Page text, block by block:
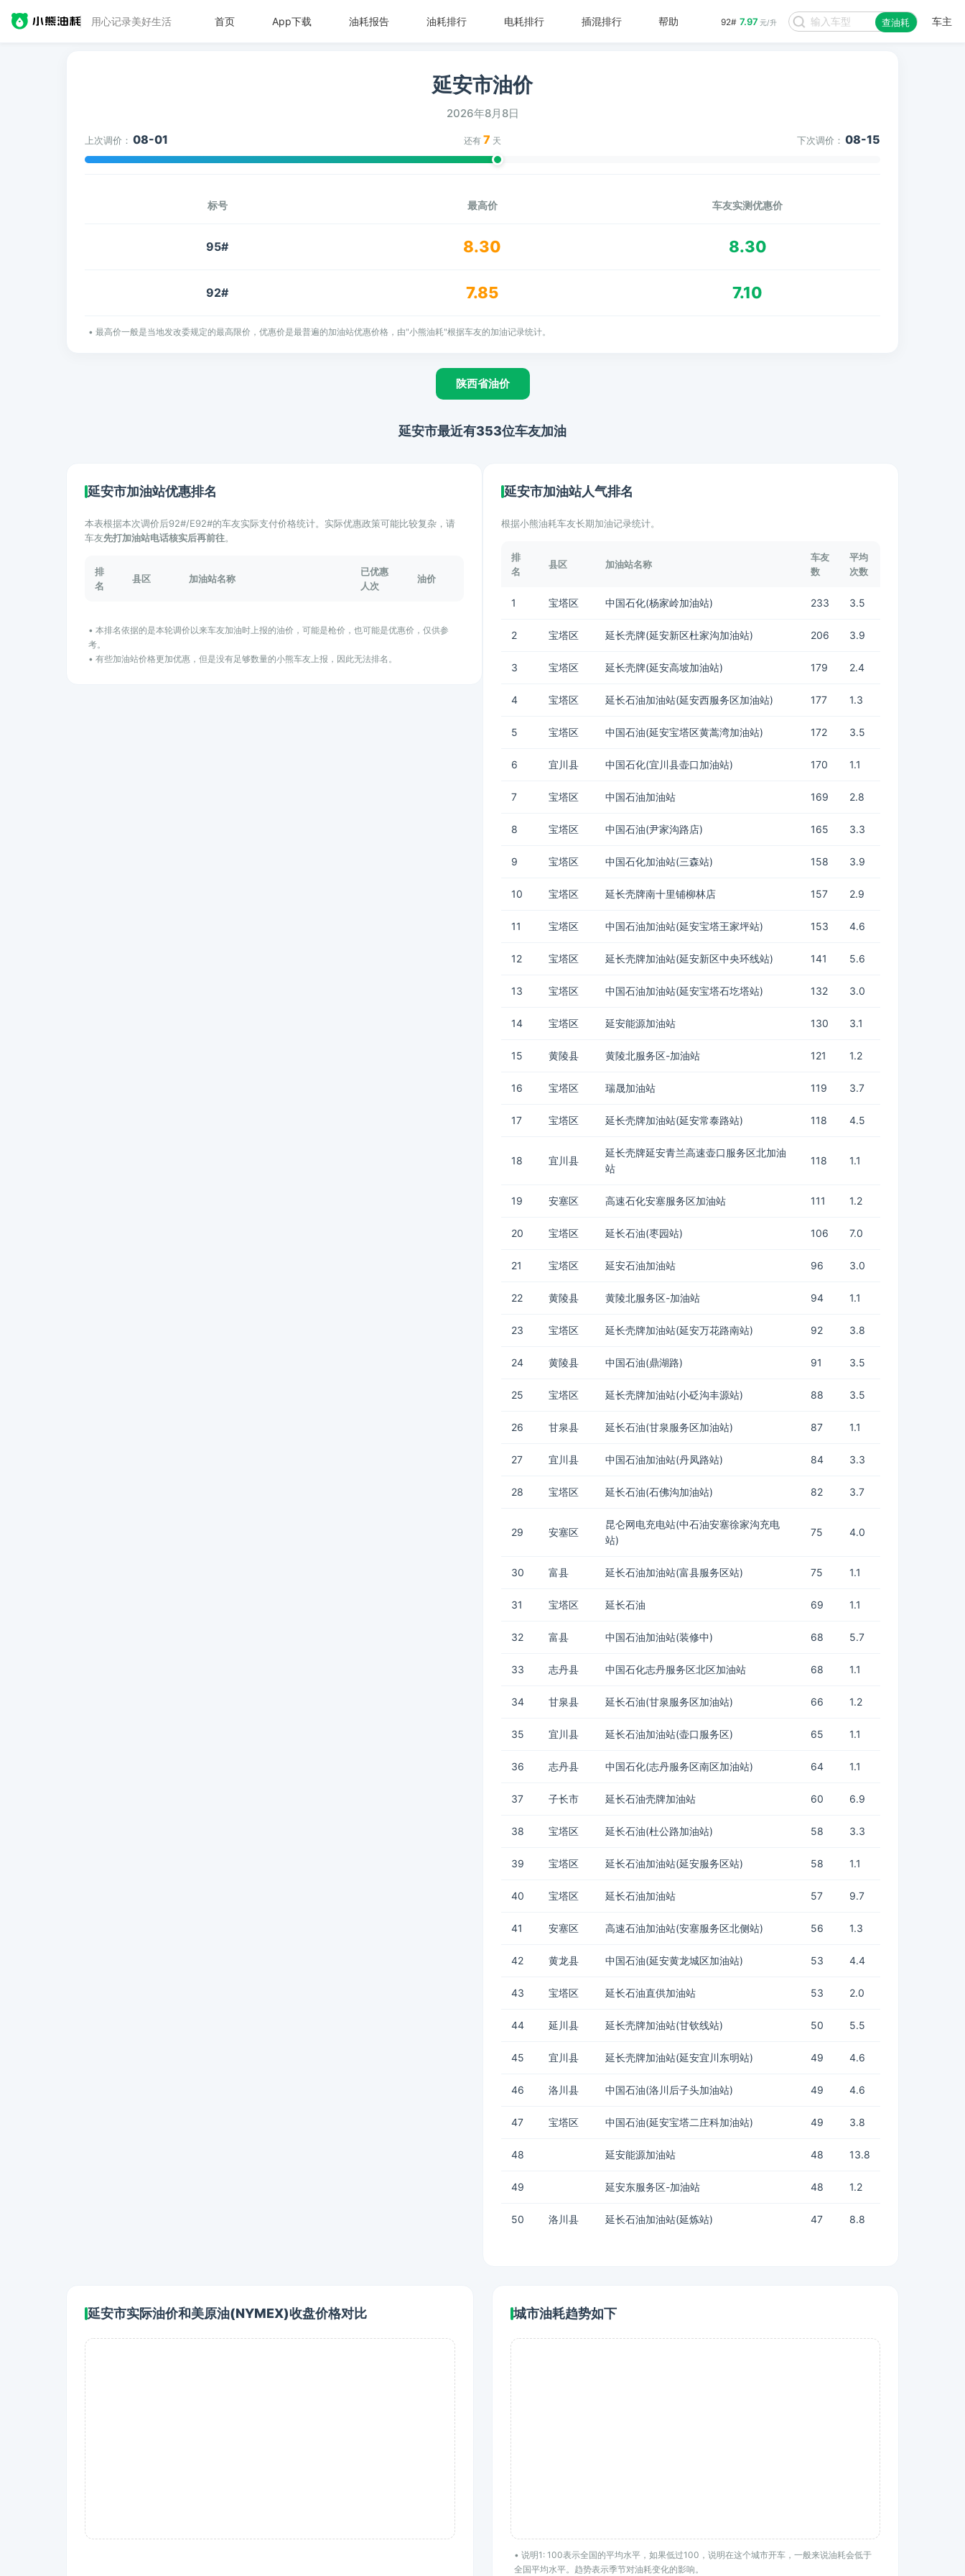
用心记录美好生活 92# 7.97 元/升 查油耗 车主
首页 App下载 油耗报告 油耗排行 电耗排行 插混排行 帮助
延安市油价
2026年8月8日
上次调价： 08-01 还有 7 天 下次调价： 08-15
标号 最高价 车友实测优惠价
95# 8.30 8.30
92# 7.85 7.10
• 最高价一般是当地发改委规定的最高限价，优惠价是最普遍的加油站优惠价格，由"小熊油耗"根据车友的加油记录统计。
陕西省油价
延安市最近有353位车友加油
延安市加油站优惠排名
本表根据本次调价后92#/E92#的车友实际支付价格统计。实际优惠政策可能比较复杂，请
车友先打加油站电话核实后再前往。
排
名
县区 加油站名称
已优惠
人次
油价
• 本排名依据的是本轮调价以来车友加油时上报的油价，可能是枪价，也可能是优惠价，仅供参
考。
• 有些加油站价格更加优惠，但是没有足够数量的小熊车友上报，因此无法排名。
延安市加油站人气排名
根据小熊油耗车友长期加油记录统计。
排
名
县区 加油站名称
车友
数
平均
次数
1 宝塔区 中国石化(杨家岭加油站) 233 3.5
2 宝塔区 延长壳牌(延安新区杜家沟加油站) 206 3.9
3 宝塔区 延长壳牌(延安高坡加油站) 179 2.4
4 宝塔区 延长石油加油站(延安西服务区加油站) 177 1.3
5 宝塔区 中国石油(延安宝塔区黄蒿湾加油站) 172 3.5
6 宜川县 中国石化(宜川县壶口加油站) 170 1.1
7 宝塔区 中国石油加油站 169 2.8
8 宝塔区 中国石油(尹家沟路店) 165 3.3
9 宝塔区 中国石化加油站(三森站) 158 3.9
10 宝塔区 延长壳牌南十里铺柳林店 157 2.9
11 宝塔区 中国石油加油站(延安宝塔王家坪站) 153 4.6
12 宝塔区 延长壳牌加油站(延安新区中央环线站) 141 5.6
13 宝塔区 中国石油加油站(延安宝塔石圪塔站) 132 3.0
14 宝塔区 延安能源加油站 130 3.1
15 黄陵县 黄陵北服务区-加油站 121 1.2
16 宝塔区 瑞晟加油站 119 3.7
17 宝塔区 延长壳牌加油站(延安常泰路站) 118 4.5
18 宜川县
延长壳牌延安青兰高速壶口服务区北加油
站
118 1.1
19 安塞区 高速石化安塞服务区加油站 111 1.2
20 宝塔区 延长石油(枣园站) 106 7.0
21 宝塔区 延安石油加油站 96 3.0
22 黄陵县 黄陵北服务区-加油站 94 1.1
23 宝塔区 延长壳牌加油站(延安万花路南站) 92 3.8
24 黄陵县 中国石油(鼎湖路) 91 3.5
25 宝塔区 延长壳牌加油站(小砭沟丰源站) 88 3.5
26 甘泉县 延长石油(甘泉服务区加油站) 87 1.1
27 宜川县 中国石油加油站(丹凤路站) 84 3.3
28 宝塔区 延长石油(石佛沟加油站) 82 3.7
29 安塞区
昆仑网电充电站(中石油安塞徐家沟充电
站)
75 4.0
30 富县 延长石油加油站(富县服务区站) 75 1.1
31 宝塔区 延长石油 69 1.1
32 富县 中国石油加油站(装修中) 68 5.7
33 志丹县 中国石化志丹服务区北区加油站 68 1.1
34 甘泉县 延长石油(甘泉服务区加油站) 66 1.2
35 宜川县 延长石油加油站(壶口服务区) 65 1.1
36 志丹县 中国石化(志丹服务区南区加油站) 64 1.1
37 子长市 延长石油壳牌加油站 60 6.9
38 宝塔区 延长石油(杜公路加油站) 58 3.3
39 宝塔区 延长石油加油站(延安服务区站) 58 1.1
40 宝塔区 延长石油加油站 57 9.7
41 安塞区 高速石油加油站(安塞服务区北侧站) 56 1.3
42 黄龙县 中国石油(延安黄龙城区加油站) 53 4.4
43 宝塔区 延长石油直供加油站 53 2.0
44 延川县 延长壳牌加油站(甘钦线站) 50 5.5
45 宜川县 延长壳牌加油站(延安宜川东明站) 49 4.6
46 洛川县 中国石油(洛川后子头加油站) 49 4.6
47 宝塔区 中国石油(延安宝塔二庄科加油站) 49 3.8
48 延安能源加油站 48 13.8
49 延安东服务区-加油站 48 1.2
50 洛川县 延长石油加油站(延炼站) 47 8.8
延安市实际油价和美原油(NYMEX)收盘价格对比 城市油耗趋势如下
• 说明1: 100表示全国的平均水平，如果低过100，说明在这个城市开车，一般来说油耗会低于
全国平均水平。趋势表示季节对油耗变化的影响。